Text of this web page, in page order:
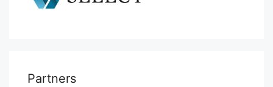
Partners